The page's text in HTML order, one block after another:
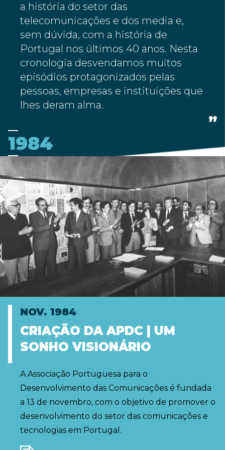
a história do setor das
telecomunicações e dos media e,
sem dúvida, com a história de
Portugal nos últimos 40 anos. Nesta
cronologia desvendamos muitos
episódios protagonizados pelas
pessoas, empresas e instituições que
lhes deram alma.
1984
NOV. 1984
CRIAÇÃO DA APDC | UM
SONHO VISIONÁRIO
A Associação Portuguesa para o
Desenvolvimento das Comunicações é fundada
a 13 de novembro, com o objetivo de promover o
desenvolvimento do setor das comunicações e
tecnologias em Portugal.